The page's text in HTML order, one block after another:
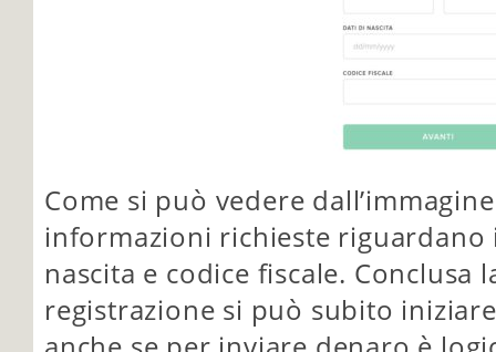
Come si può vedere
informazioni richieste riguardano
nascita e codice fiscale. Conclusa
registrazione si può subito